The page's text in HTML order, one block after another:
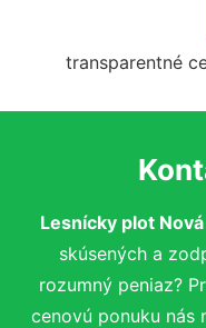
transparentné
Lesnícky plot
skúsených a
rozumný peniaz?
cenovú ponuku nás